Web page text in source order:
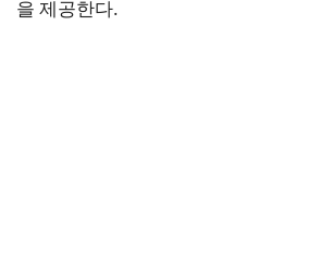
을 제공한다.